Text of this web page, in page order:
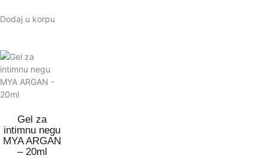
Dodaj u korpu
Gel za
intimnu negu
MYA ARGAN
– 20ml